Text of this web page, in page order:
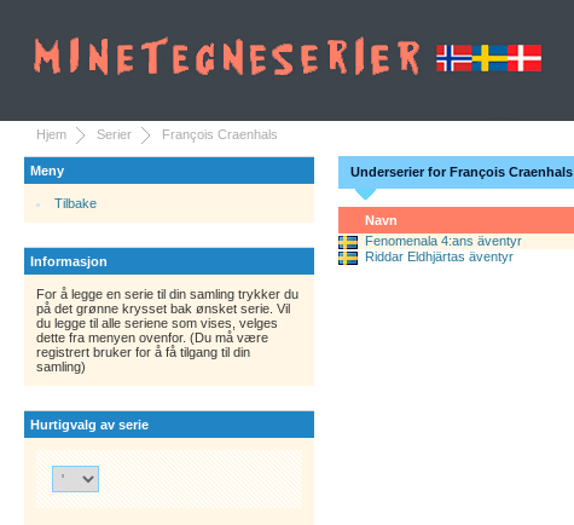
Hjem Serier François Craenhals
Meny
Tilbake
Informasjon
For å legge en serie til din samling trykker du
på det grønne krysset bak ønsket serie. Vil
du legge til alle seriene som vises, velges
dette fra menyen ovenfor. (Du må være
registrert bruker for å få tilgang til din
samling)
Hurtigvalg av serie
Underserier for François Craenhals
Navn
Fenomenala 4:ans äventyr
Riddar Eldhjärtas äventyr